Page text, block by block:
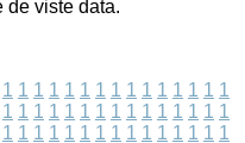
de viste data.
1 1 1 1 1 1 1 1 1 1 1 1 1 1 1
1 1 1 1 1 1 1 1 1 1 1 1 1 1 1
1 1 1 1 1 1 1 1 1 1 1 1 1 1 1